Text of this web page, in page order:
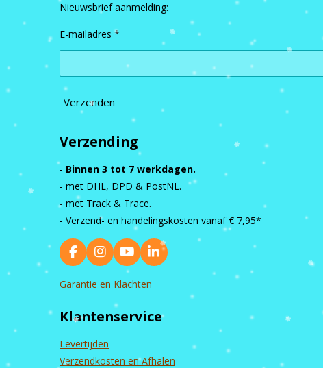
Nieuwsbrief aanmelding:
E-mailadres *
Verzenden
Verzending
- Binnen 3 tot 7 werkdagen.
- met DHL, DPD & PostNL.
- met Track & Trace.
- Verzend- en handelingskosten vanaf € 7,95*
F
a
c
o
k
I
n
s
g
a
m
Y
o
u
b
L
i
d
Garantie en Klachten
Klantenservice
Levertijden
Verzendkosten en Afhalen